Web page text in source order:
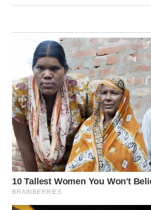
WN
JOGJA
WN
JATIM
WN
BALI
WN
KALBAR
WN